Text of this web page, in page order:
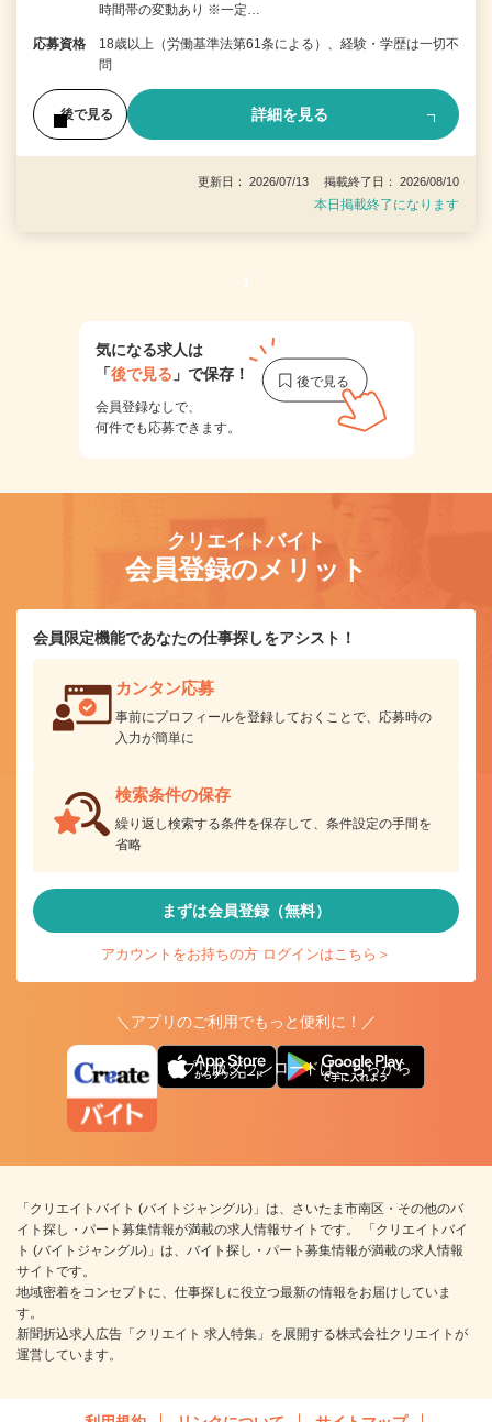
時間帯の変動あり ※一定…
応募資格
18歳以上（労働基準法第61条による）、経験・学歴は一切不
問
後で見る 詳細を見る
更新日： 2026/07/13 掲載終了日： 2026/08/10
本日掲載終了になります
1
気になる求人は
「後で見る 」で保存！
会員登録なしで、
何件でも応募できます。
クリエイトバイト
会員登録のメリット
会員限定機能であなたの仕事探しをアシスト！
カンタン応募
事前にプロフィールを登録しておくことで、応募時の
入力が簡単に
検索条件の保存
繰り返し検索する条件を保存して、条件設定の手間を
省略
まずは会員登録（無料）
アカウントをお持ちの方 ログインはこちら＞
＼アプリのご利用でもっと便利に！／
アプリ版ダウンロードはこちらから
「クリエイトバイト (バイトジャングル)」は、さいたま市南区・その他のバ
イト探し・パート募集情報が満載の求人情報サイトです。 「クリエイトバイ
ト (バイトジャングル)」は、バイト探し・パート募集情報が満載の求人情報
サイトです。
地域密着をコンセプトに、仕事探しに役立つ最新の情報をお届けしていま
す。
新聞折込求人広告「クリエイト 求人特集」を展開する株式会社クリエイトが
運営しています。